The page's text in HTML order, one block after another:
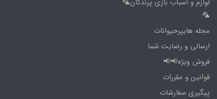
🦜
مجله هایپرحیوانات
ارسالی و رضایت شما
فروش ویژه📢📢
قوانین و مقررات
پیگیری سفارشات